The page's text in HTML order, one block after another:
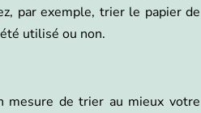
par exemple, trier le papier de
utilisé ou non.
mesure de trier au mieux votre